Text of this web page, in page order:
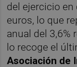
del ejercicio
euros, lo que
anual del 3,6%
lo recoge el
Asociación de